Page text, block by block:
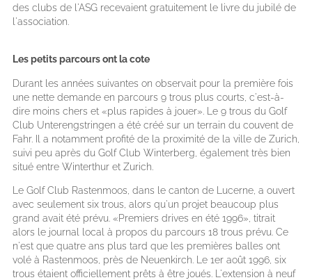
des clubs de l'ASG recevaient gratuitement le livre du jubilé de
l'association.
Les petits parcours ont la cote
Durant les années suivantes on observait pour la première fois
une nette demande en parcours 9 trous plus courts, c'est-à-
dire moins chers et «plus rapides à jouer». Le 9 trous du Golf
Club Unterengstringen a été créé sur un terrain du couvent de
Fahr. Il a notamment profité de la proximité de la ville de Zurich,
suivi peu après du Golf Club Winterberg, également très bien
situé entre Winterthur et Zurich.
Le Golf Club Rastenmoos, dans le canton de Lucerne, a ouvert
avec seulement six trous, alors qu'un projet beaucoup plus
grand avait été prévu. «Premiers drives en été 1996», titrait
alors le journal local à propos du parcours 18 trous prévu. Ce
n'est que quatre ans plus tard que les premières balles ont
volé à Rastenmoos, près de Neuenkirch. Le 1er août 1996, six
trous étaient officiellement prêts à être joués. L'extension à neuf